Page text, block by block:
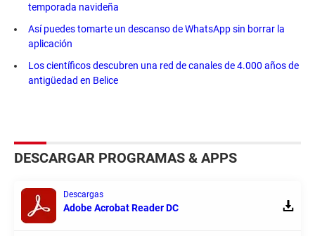
temporada navideña
Así puedes tomarte un descanso de WhatsApp sin borrar la
aplicación
Los científicos descubren una red de canales de 4.000 años de
antigüedad en Belice
DESCARGAR PROGRAMAS & APPS
Descargas
Adobe Acrobat Reader DC